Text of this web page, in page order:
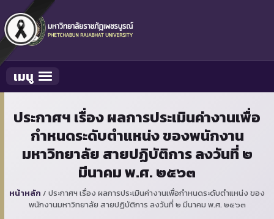
Toggle navigation
เมนู
ประกาศฯ เรื่อง ผลการประเมินค่างานเพื่อ
กำหนดระดับตำแหน่ง ของพนักงาน
มหาวิทยาลัย สายปฏิบัติการ ลงวันที่ ๒
มีนาคม พ.ศ. ๒๕๖๓
หน้าหลัก / ประกาศฯ เรื่อง ผลการประเมินค่างานเพื่อกำหนดระดับตำแหน่ง ของ
พนักงานมหาวิทยาลัย สายปฏิบัติการ ลงวันที่ ๒ มีนาคม พ.ศ. ๒๕๖๓